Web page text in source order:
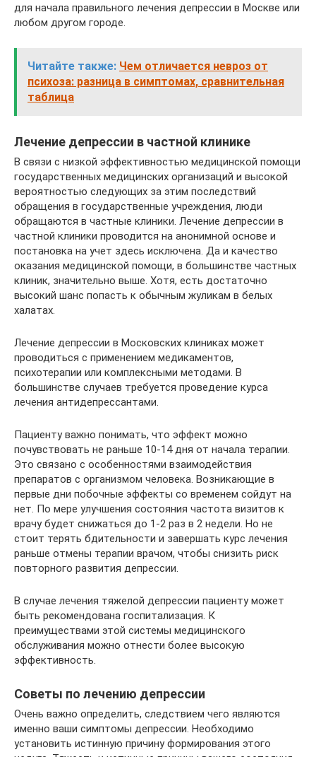
для начала правильного лечения депрессии в Москве или
любом другом городе.
Читайте также: Чем отличается невроз от
психоза: разница в симптомах, сравнительная
таблица
Лечение депрессии в частной клинике
В связи с низкой эффективностью медицинской помощи
государственных медицинских организаций и высокой
вероятностью следующих за этим последствий
обращения в государственные учреждения, люди
обращаются в частные клиники. Лечение депрессии в
частной клиники проводится на анонимной основе и
постановка на учет здесь исключена. Да и качество
оказания медицинской помощи, в большинстве частных
клиник, значительно выше. Хотя, есть достаточно
высокий шанс попасть к обычным жуликам в белых
халатах.
Лечение депрессии в Московских клиниках может
проводиться с применением медикаментов,
психотерапии или комплексными методами. В
большинстве случаев требуется проведение курса
лечения антидепрессантами.
Пациенту важно понимать, что эффект можно
почувствовать не раньше 10-14 дня от начала терапии.
Это связано с особенностями взаимодействия
препаратов с организмом человека. Возникающие в
первые дни побочные эффекты со временем сойдут на
нет. По мере улучшения состояния частота визитов к
врачу будет снижаться до 1-2 раз в 2 недели. Но не
стоит терять бдительности и завершать курс лечения
раньше отмены терапии врачом, чтобы снизить риск
повторного развития депрессии.
В случае лечения тяжелой депрессии пациенту может
быть рекомендована госпитализация. К
преимуществами этой системы медицинского
обслуживания можно отнести более высокую
эффективность.
Советы по лечению депрессии
Очень важно определить, следствием чего являются
именно ваши симптомы депрессии. Необходимо
установить истинную причину формирования этого